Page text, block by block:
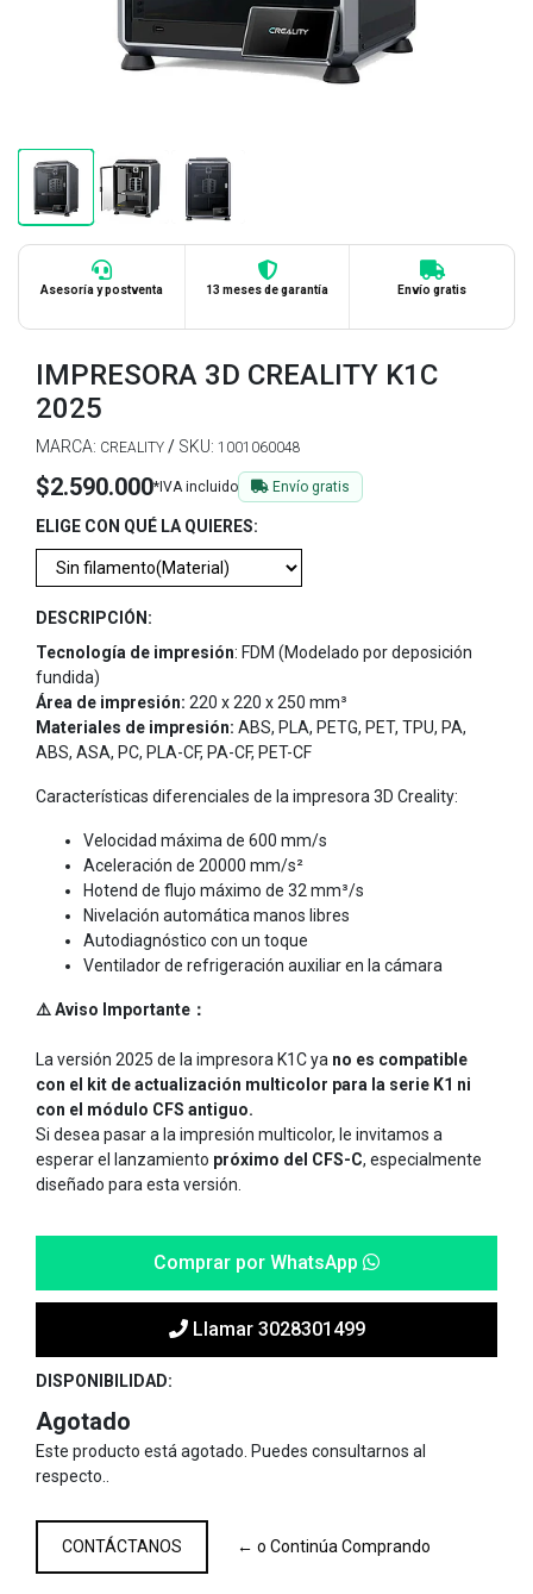
Asesoría y postventa 13 meses de garantía Envío gratis
IMPRESORA 3D CREALITY K1C
2025
MARCA: CREALITY / SKU: 1001060048
$2.590.000*IVA incluido Envío gratis
ELIGE CON QUÉ LA QUIERES:
DESCRIPCIÓN:
Tecnología de impresión: FDM (Modelado por deposición
fundida)
Área de impresión: 220 x 220 x 250 mm³
Materiales de impresión: ABS, PLA, PETG, PET, TPU, PA,
ABS, ASA, PC, PLA-CF, PA-CF, PET-CF
Características diferenciales de la impresora 3D Creality:
Velocidad máxima de 600 mm/s
Aceleración de 20000 mm/s²
Hotend de flujo máximo de 32 mm³/s
Nivelación automática manos libres
Autodiagnóstico con un toque
Ventilador de refrigeración auxiliar en la cámara
⚠️ Aviso Importante：
La versión 2025 de la impresora K1C ya no es compatible
con el kit de actualización multicolor para la serie K1 ni
con el módulo CFS antiguo.
Si desea pasar a la impresión multicolor, le invitamos a
esperar el lanzamiento próximo del CFS-C, especialmente
diseñado para esta versión.
Comprar por WhatsApp
Llamar 3028301499
DISPONIBILIDAD:
Agotado
Este producto está agotado. Puedes consultarnos al
respecto..
CONTÁCTANOS ← o Continúa Comprando